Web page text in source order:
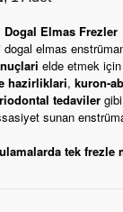
Elmas Frezler
elmas
elde etmek
hazirliklari, kuron-
tedaviler
sunan
tek frezle